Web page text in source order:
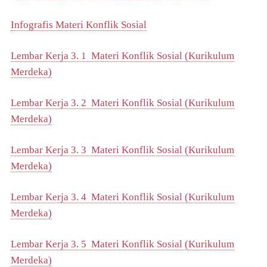
Infografis Materi Konflik Sosial
Lembar Kerja 3. 1 Materi Konflik Sosial (Kurikulum
Merdeka)
Lembar Kerja 3. 2 Materi Konflik Sosial (Kurikulum
Merdeka)
Lembar Kerja 3. 3 Materi Konflik Sosial (Kurikulum
Merdeka)
Lembar Kerja 3. 4 Materi Konflik Sosial (Kurikulum
Merdeka)
Lembar Kerja 3. 5 Materi Konflik Sosial (Kurikulum
Merdeka)